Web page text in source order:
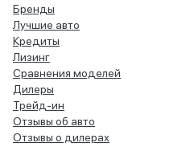
Бренды
Лучшие авто
Кредиты
Лизинг
Сравнения моделей
Дилеры
Трейд-ин
Отзывы об авто
Отзывы о дилерах